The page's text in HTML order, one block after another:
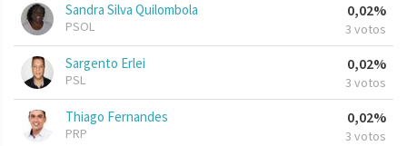
Sandra Silva Quilombola
PSOL
0,02%
3 votos
Sargento Erlei
PSL
0,02%
3 votos
Thiago Fernandes
PRP
0,02%
3 votos